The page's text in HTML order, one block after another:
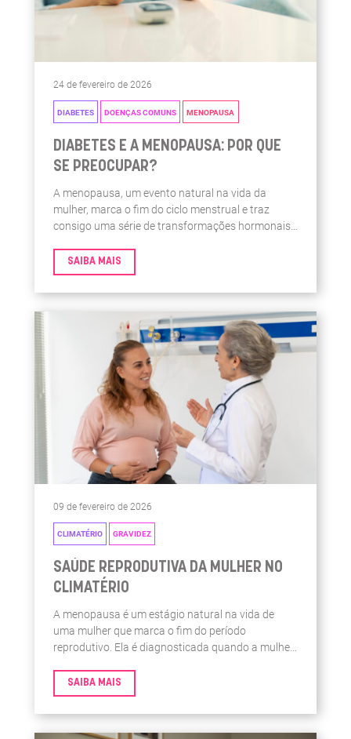
24 de fevereiro de 2026
DIABETES DOENÇAS COMUNS MENOPAUSA
DIABETES E A MENOPAUSA: POR QUE
SE PREOCUPAR?
A menopausa, um evento natural na vida da
mulher, marca o fim do ciclo menstrual e traz
consigo uma série de transformações hormonais.
essas mudanças podem ter um impacto
significativo na gestão do diabetes, uma condição
que pode ser desafiadora.
SAIBA MAIS
09 de fevereiro de 2026
CLIMATÉRIO GRAVIDEZ
SAÚDE REPRODUTIVA DA MULHER NO
CLIMATÉRIO
A menopausa é um estágio natural na vida de
uma mulher que marca o fim do período
reprodutivo. Ela é diagnosticada quando a mulher
meses. Geralmente, a menopausa ocorre entre os
45 e 55 anos, mas a idade exata pode variar.
SAIBA MAIS